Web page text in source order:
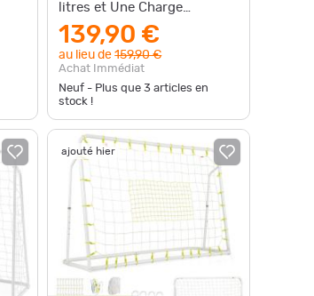
litres et Une Charge
maximale de 50 kg
139,90 €
au lieu de159,90 €
Achat Immédiat
Neuf - Plus que3 articles en
stock !
ajouté hier